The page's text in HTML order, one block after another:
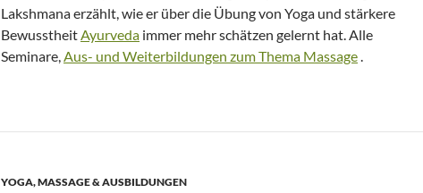
Lakshmana erzählt, wie er über die Übung von Yoga und stärkere
BewusstheitAyurveda immer mehr schätzen gelernt hat. Alle
Seminare,Aus- und Weiterbildungen zum Thema Massage.
YOGA, MASSAGE & AUSBILDUNGEN